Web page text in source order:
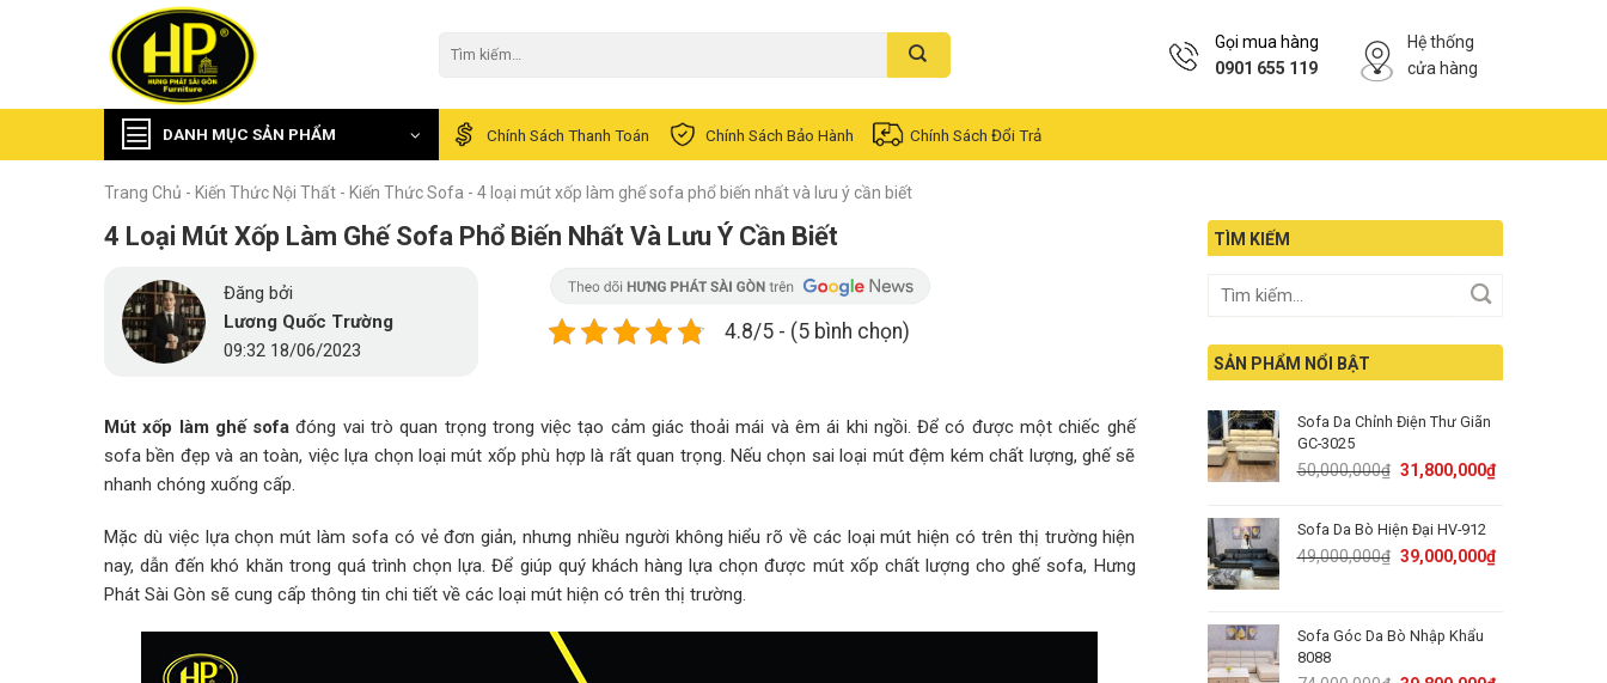
kiếm:
Gọi mua hàng
0901 655 119
Hệ thống
cửa hàng
DANH MỤC SẢN PHẨM Chính Sách Thanh Toán Chính Sách Bảo Hành Chính Sách Đổi Trả
Trang Chủ - Kiến Thức Nội Thất - Kiến Thức Sofa - 4 loại mút xốp làm ghế sofa phổ biến nhất và lưu ý cần biết
4 Loại Mút Xốp Làm Ghế Sofa Phổ Biến Nhất Và Lưu Ý Cần Biết
Đăng bởi
Lương Quốc Trường
09:32 18/06/2023
4.8/5 - (5 bình chọn)
Mút xốp làm ghế sofa đóng vai trò quan trọng trong việc tạo cảm giác thoải mái và êm ái khi ngồi. Để có được một chiếc ghế
sofa bền đẹp và an toàn, việc lựa chọn loại mút xốp phù hợp là rất quan trọng. Nếu chọn sai loại mút đệm kém chất lượng, ghế sẽ
nhanh chóng xuống cấp.
Mặc dù việc lựa chọn mút làm sofa có vẻ đơn giản, nhưng nhiều người không hiểu rõ về các loại mút hiện có trên thị trường hiện
nay, dẫn đến khó khăn trong quá trình chọn lựa. Để giúp quý khách hàng lựa chọn được mút xốp chất lượng cho ghế sofa, Hưng
Phát Sài Gòn sẽ cung cấp thông tin chi tiết về các loại mút hiện có trên thị trường.
TÌM KIẾM
SẢN PHẨM NỔI BẬT
Sofa Da Chỉnh Điện Thư Giãn
GC-3025
50,000,000₫ Original
50,000,000₫.
31,800,000₫Current
Sofa Da Bò Hiện Đại HV-912
49,000,000₫ Original
49,000,000₫.
39,000,000₫Current
Sofa Góc Da Bò Nhập Khẩu
8088